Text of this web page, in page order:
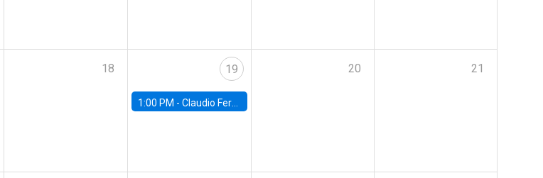
18 19
1:00 PM - Claudio Ferraz, British Columbia
20 21